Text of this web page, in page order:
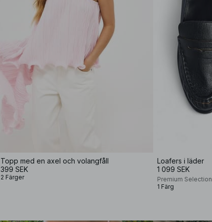
Topp med en axel och volangfåll
399 SEK
2 Färger
Loafers i läder
1 099 SEK
Premium Selection
1 Färg